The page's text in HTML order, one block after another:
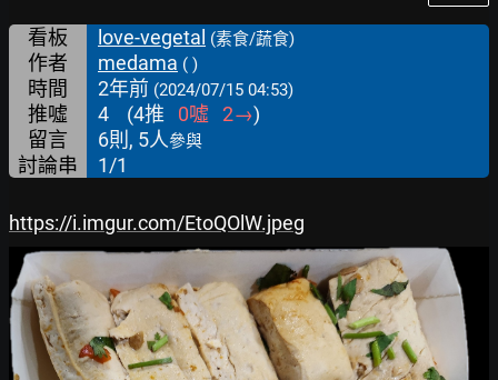
看板 love-vegetal (素食/蔬食)
作者 medama ( )
時間 2年前 (2024/07/15 04:53)
推噓 4 (4推 0噓 2→)
留言
6則, 5人參與
討論串 1/1
https://i.imgur.com/EtoQOlW.jpeg